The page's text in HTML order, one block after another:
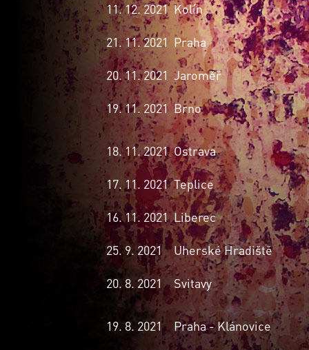
11. 12. 2021 Kolín
21. 11. 2021 Praha
20. 11. 2021 Jaroměř
19. 11. 2021 Brno
18. 11. 2021 Ostrava
17. 11. 2021 Teplice
16. 11. 2021 Liberec
25. 9. 2021 Uherské Hradiště
20. 8. 2021 Svitavy
19. 8. 2021 Praha - Klánovice